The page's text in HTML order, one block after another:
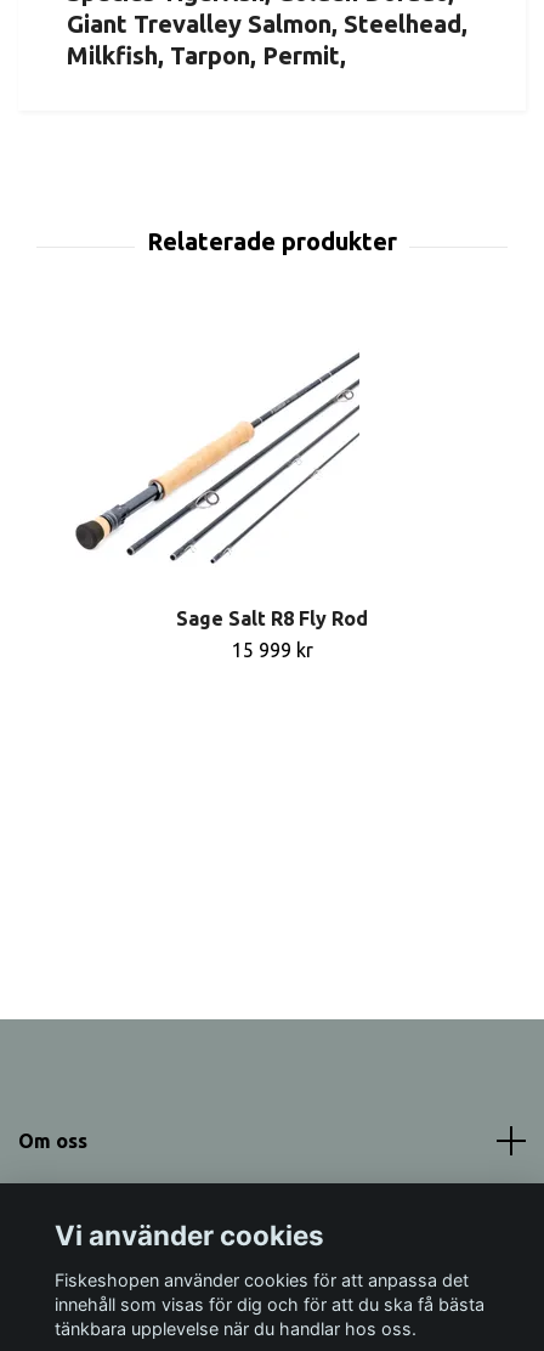
Giant Trevalley Salmon, Steelhead,
Milkfish, Tarpon, Permit,
Sage Salt R8 Fly Rod
15 999 kr
Om oss
Sociala medier
Vi använder cookies
Fiskeshopen använder cookies för att anpassa det
innehåll som visas för dig och för att du ska få bästa
tänkbara upplevelse när du handlar hos oss.